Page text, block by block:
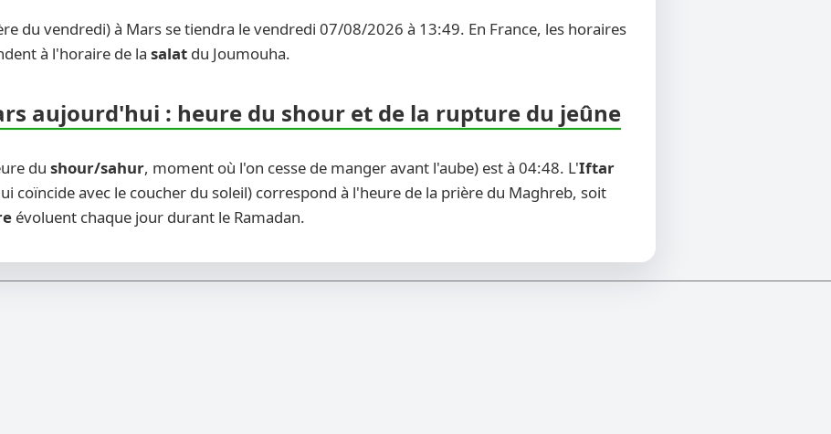
du vendredi) à Mars se tiendra le vendredi 07/08/2026 à 13:49. En France, les horaires
à l'horaire de la salat du Joumouha.
aujourd'hui : heure du shour et de la rupture du jeûne
du shour/sahur, moment où l'on cesse de manger avant l'aube) est à 04:48. L'Iftar
coïncide avec le coucher du soleil) correspond à l'heure de la prière du Maghreb, soit
évoluent chaque jour durant le Ramadan.